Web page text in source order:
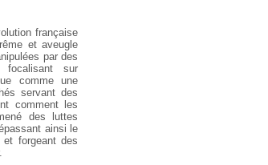
française
et aveugle
par des
focalisant sur
comme une
servant des
comment les
des luttes
ainsi le
et forgeant des